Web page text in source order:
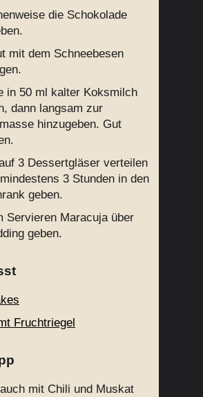
die Schokolade
mit dem Schneebesen
in 50 ml kalter Koksmilch
dann langsam zur
hinzugeben. Gut
3 Dessertgläser verteilen
3 Stunden in den
geben.
Servieren Maracuja über
geben.
Fruchtriegel
mit Chili und Muskat